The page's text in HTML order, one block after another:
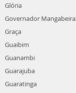
Glória
Governador Mangabeira
Graça
Guaibim
Guanambi
Guarajuba
Guaratinga